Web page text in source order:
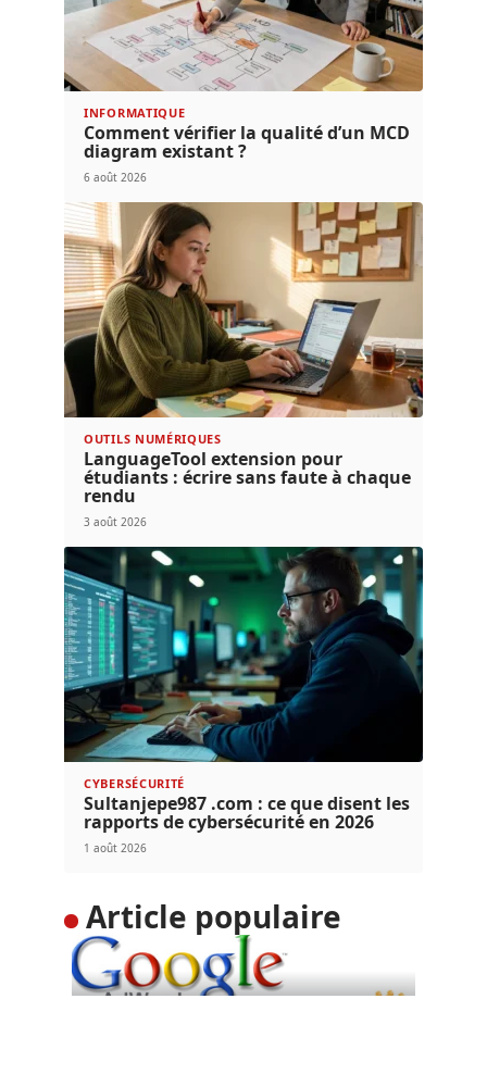
INFORMATIQUE
Comment vérifier la qualité d’un MCD
diagram existant ?
6 août 2026
OUTILS NUMÉRIQUES
LanguageTool extension pour
étudiants : écrire sans faute à chaque
rendu
3 août 2026
CYBERSÉCURITÉ
Sultanjepe987 .com : ce que disent les
rapports de cybersécurité en 2026
1 août 2026
Article populaire
DIGITAL